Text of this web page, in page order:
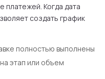
платежей. Когда дата
создать график
полностью выполнены
этап или объем